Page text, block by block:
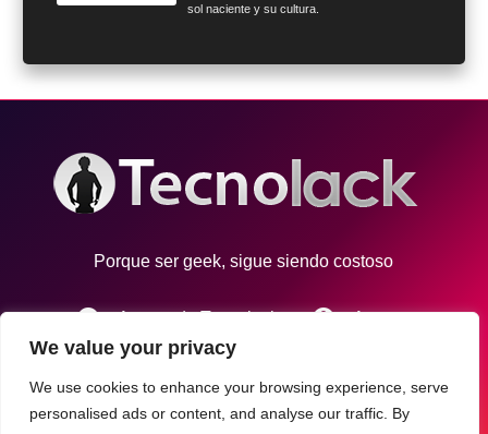
We value your privacy
We use cookies to enhance your browsing experience, serve
personalised ads or content, and analyse our traffic. By
sol naciente y su cultura.
Porque ser geek, sigue siendo costoso
info Acerca de Tecnolack account_circle Autores